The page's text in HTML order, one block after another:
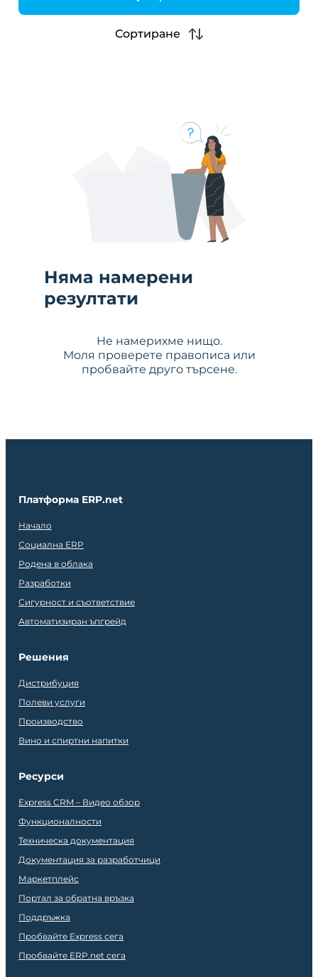
h
Сортиране
Няма намерени
резултати
Не намерихме нищо.
Моля проверете правописа или
пробвайте друго търсене.
Платформа ERP.net
Начало
Социална ERP
Родена в облака
Разработки
Сигурност и съответствие
Автоматизиран ъпгрейд
Решения
Дистрибуция
Полеви услуги
Производство
Вино и спиртни напитки
Ресурси
Express CRM – Видео обзор
Функционалности
Техническа документация
Документация за разработчици
Маркетплейс
Портал за обратна връзка
Поддръжка
Пробвайте Express сега
Пробвайте ERP.net сега